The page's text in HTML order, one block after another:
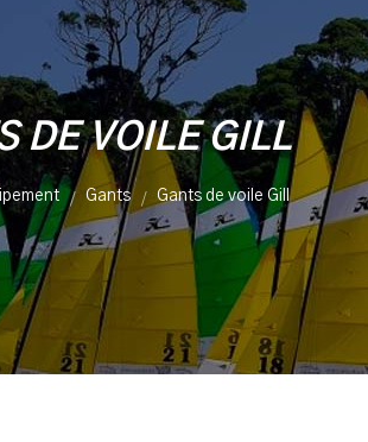
DE VOILE GILL
Gants Gants de voile Gill